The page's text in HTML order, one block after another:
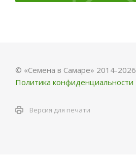
© «Семена в Самаре» 2014-2026
Политика конфиденциальности
Версия для печати